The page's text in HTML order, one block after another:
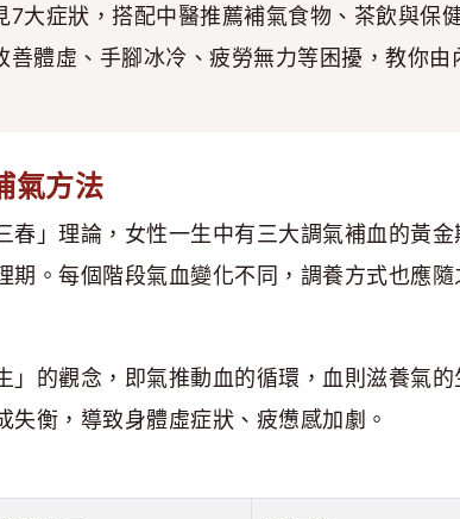
大症狀，搭配中醫推薦補氣食物、茶飲與保
體虛、手腳冰冷、疲勞無力等困擾，教你由
氣方法
」理論，女性一生中有三大調氣補血的黃金
。每個階段氣血變化不同，調養方式也應隨
」的觀念，即氣推動血的循環，血則滋養氣的
衡，導致身體虛症狀、疲憊感加劇。